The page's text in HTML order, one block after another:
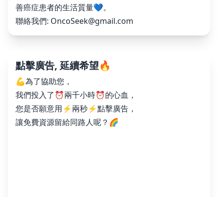
善癌症患者的生活質量💙。
聯絡我們: OncoSeek@gmail.com
點擊廣告, 延續希望🔥
💪為了協助您，
我們投入了⏰兩千小時⏰的心血，
您是否願意用⚡️兩秒⚡️點擊廣告，
讓免費資源留給同路人呢？🌈